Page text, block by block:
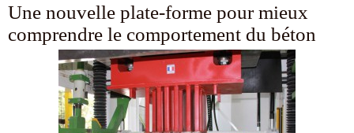
Une nouvelle plate-forme pour mieux
comprendre le comportement du béton